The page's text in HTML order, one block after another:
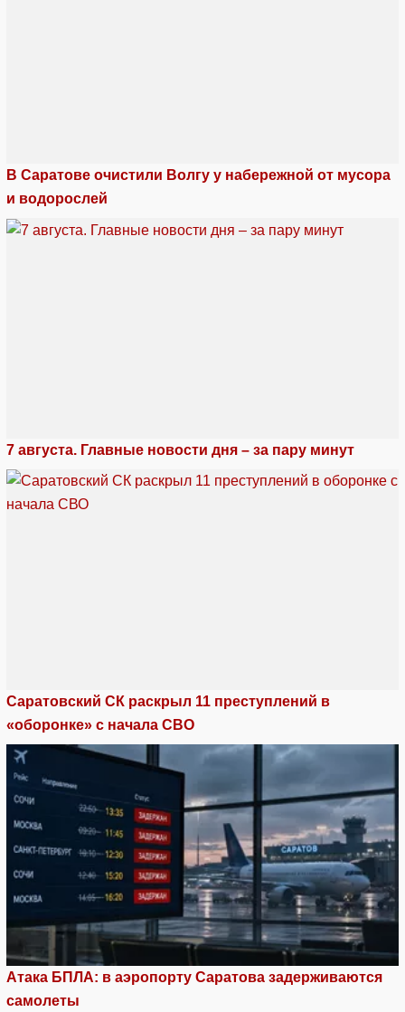
В Саратове очистили Волгу у набережной от мусора
и водорослей
7 августа. Главные новости дня – за пару минут
Саратовский СК раскрыл 11 преступлений в
«оборонке» с начала СВО
Атака БПЛА: в аэропорту Саратова задерживаются
самолеты